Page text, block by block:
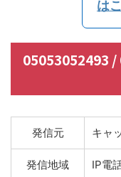
は
05053052493
発信元 キャ
発信地域 IP電